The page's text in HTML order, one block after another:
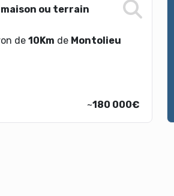
ou terrain
de 10Km de Montolieu
~180 000€